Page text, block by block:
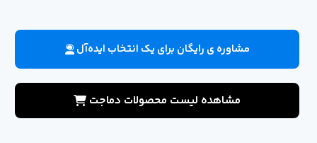
مشاوره ی رایگان برای یک انتخاب ایده‌آل
مشاهده لیست محصولات دماجت